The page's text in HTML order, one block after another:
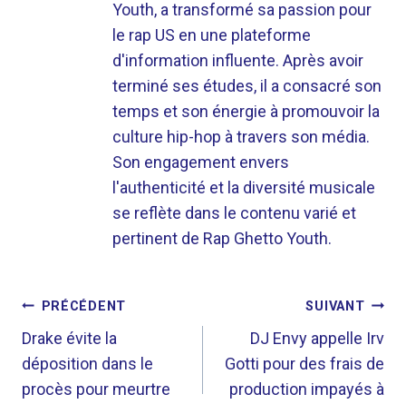
Youth, a transformé sa passion pour
le rap US en une plateforme
d'information influente. Après avoir
terminé ses études, il a consacré son
temps et son énergie à promouvoir la
culture hip-hop à travers son média.
Son engagement envers
l'authenticité et la diversité musicale
se reflète dans le contenu varié et
pertinent de Rap Ghetto Youth.
NAVIGATION
DE
L’ARTICLE
PRÉCÉDENT
Drake évite la
déposition dans le
procès pour meurtre
SUIVANT
DJ Envy appelle Irv
Gotti pour des frais de
production impayés à